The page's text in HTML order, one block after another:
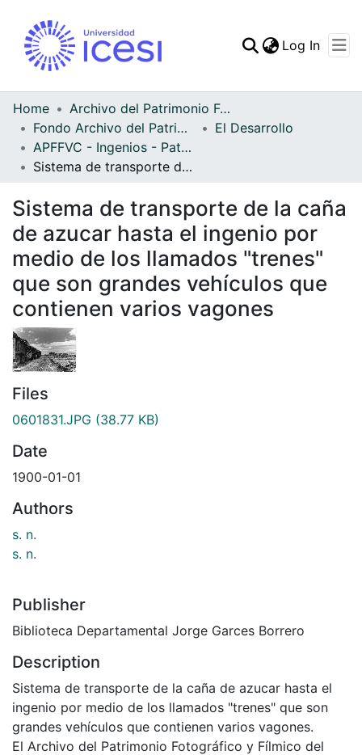
Statistics
Log In
Home
Archivo del Patrimonio Fotográfico y Fílmico del Valle del Cauca
Fondo Archivo del Patrimonio Fotográfico y Fílmico del Valle del Cauca
El Desarrollo
APFFVC - Ingenios - Patrimonial
Sistema de transporte de la caña de azucar hasta el ingenio por medio de los llamados "trenes" que son grandes vehículos que contienen varios vagones
Sistema de transporte de la caña
de azucar hasta el ingenio por
medio de los llamados "trenes"
que son grandes vehículos que
contienen varios vagones
Files
0601831.JPG (38.77 KB)
Date
1900-01-01
Authors
s. n.
s. n.
Publisher
Biblioteca Departamental Jorge Garces Borrero
Description
Sistema de transporte de la caña de azucar hasta el
ingenio por medio de los llamados "trenes" que son
grandes vehículos que contienen varios vagones.
El Archivo del Patrimonio Fotográfico y Fílmico del